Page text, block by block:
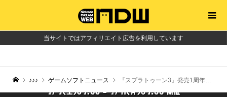
当サイトではアフィリエイト広告を利用しています
♪♪♪ ゲームソフトニュース 『スプラトゥーン3』発売1周年のフェス開催。お題は「リーダーにふさわしいのは？ フウカ vs ウツホ vs マンタロー」